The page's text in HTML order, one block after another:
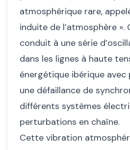
atmosphérique rare,
induite de l’atmosphère ».
conduit à une série
dans les lignes à haute
énergétique ibérique
une défaillance de
différents systèmes
perturbations en chaîne.
Cette vibration